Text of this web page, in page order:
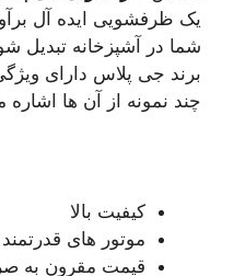
یک ظرفشویی ایده آل
شما در آشپزخانه
برند جی پلاس دارای
چند نمونه از آن ها اشاره
کیفیت بالا
موتور های قدرتمند
قیمت مقرون به